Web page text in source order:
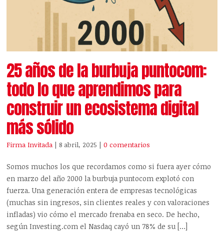
25 años de la burbuja puntocom:
todo lo que aprendimos para
construir un ecosistema digital
más sólido
Firma Invitada | 8 abril, 2025 |0 comentarios
Somos muchos los que recordamos como si fuera ayer cómo
en marzo del año 2000 la burbuja puntocom explotó con
fuerza. Una generación entera de empresas tecnológicas
(muchas sin ingresos, sin clientes reales y con valoraciones
infladas) vio cómo el mercado frenaba en seco. De hecho,
según Investing.com el Nasdaq cayó un 78% de su […]